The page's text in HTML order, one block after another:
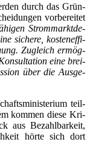
durch das Grün­
vor­be­rei­tet
Strom­markt­de­
siche­re, kos­ten­ef­fi­
Zugleich ermög­
eine brei­
über die Aus­ge­
teil­
kom­men die­se Kri­
aus Bezahl­bar­keit,
hör­te sich dort